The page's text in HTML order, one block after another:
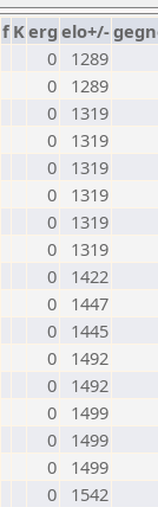
f Kerg elo+/-
0
1289
0
1289
0
1319
0
1319
0
1319
0
1319
0
1319
0
1319
0
1422
0
1447
0
1445
0
1492
0
1492
0
1499
0
1499
0
1499
0
1542